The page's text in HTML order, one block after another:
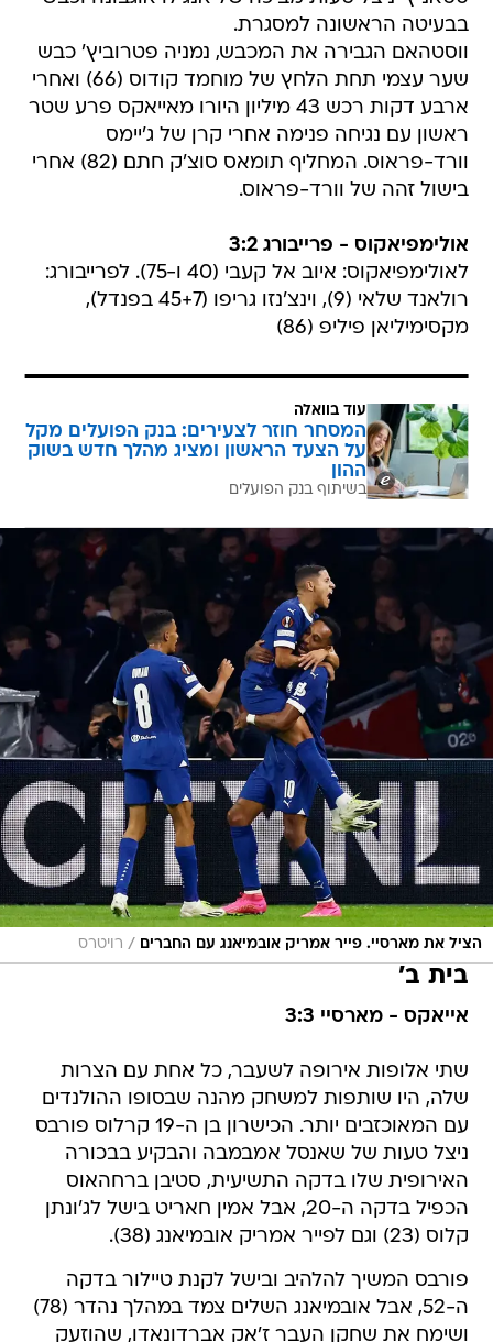
בבעיטה הראשונה למסגרת.
ווסטהאם הגבירה את המכבש, נמניה פטרוביץ' כבש
שער עצמי תחת הלחץ של מוחמד קודוס (66) ואחרי
ארבע דקות רכש 43 מיליון היורו מאייאקס פרע שטר
ראשון עם נגיחה פנימה אחרי קרן של ג'יימס
וורד-פראוס. המחליף תומאס סוצ'ק חתם (82) אחרי
בישול זהה של וורד-פראוס.
אולימפיאקוס - פרייבורג 3:2
לאולימפיאקוס: איוב אל קעבי (40 ו-75). לפרייבורג:
רולאנד שלאי (9), וינצ'נזו גריפו (45+7 בפנדל),
מקסימיליאן פיליפ (86)
עוד בוואלה
המסחר חוזר לצעירים: בנק הפועלים מקל
על הצעד הראשון ומציג מהלך חדש בשוק
ההון
בשיתוף בנק הפועלים
הציל את מארסיי. פייר אמריק אובמיאנג עם החברים / רויטרס
בית ב'
אייאקס - מארסיי 3:3
שתי אלופות אירופה לשעבר, כל אחת עם הצרות
שלה, היו שותפות למשחק מהנה שבסופו ההולנדים
עם המאוכזבים יותר. הכישרון בן ה-19 קרלוס פורבס
ניצל טעות של שאנסל אמבמבה והבקיע בבכורה
האירופית שלו בדקה התשיעית, סטיבן ברחהאוס
הכפיל בדקה ה-20, אבל אמין חאריט בישל לג'ונתן
קלוס (23) וגם לפייר אמריק אובמיאנג (38).
פורבס המשיך להלהיב ובישל לקנת טיילור בדקה
ה-52, אבל אובמיאנג השלים צמד במהלך נהדר (78)
ושימח את שחקן העבר ז'אק אברדונאדו, שהוזעק